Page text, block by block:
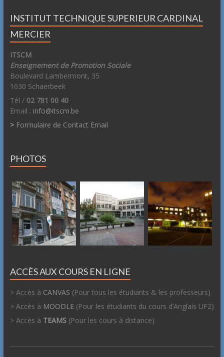
INSTITUT TECHNIQUE SUPERIEUR CARDINAL
MERCIER
ITSCM
Enseignement de Promotion Sociale
Boulevard Lambermont, 35
1030 Schaerbeek
Tél / 02 781 00 40
Email : info@itscm.be
>Formulaire de Contact Email
PHOTOS
ACCÈS AUX COURS EN LIGNE
> Accès à CANVAS (Pour tous les étudiants & les professeurs)
> Accès à MOODLE(Pour les étudiants du cours d’Anglais UF2)
> Accès à TEAMS (Pour les cours à distance)